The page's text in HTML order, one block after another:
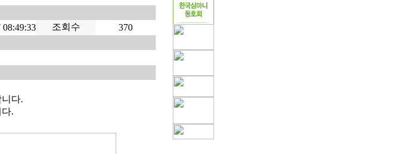
08:49:33 조회수 370
다.
.